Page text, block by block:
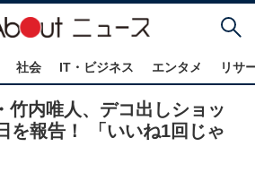
社会 IT・ビジネス エンタメ リサ
竹内唯人、デコ出しショッ
を報告！ 「いいね1回じゃ